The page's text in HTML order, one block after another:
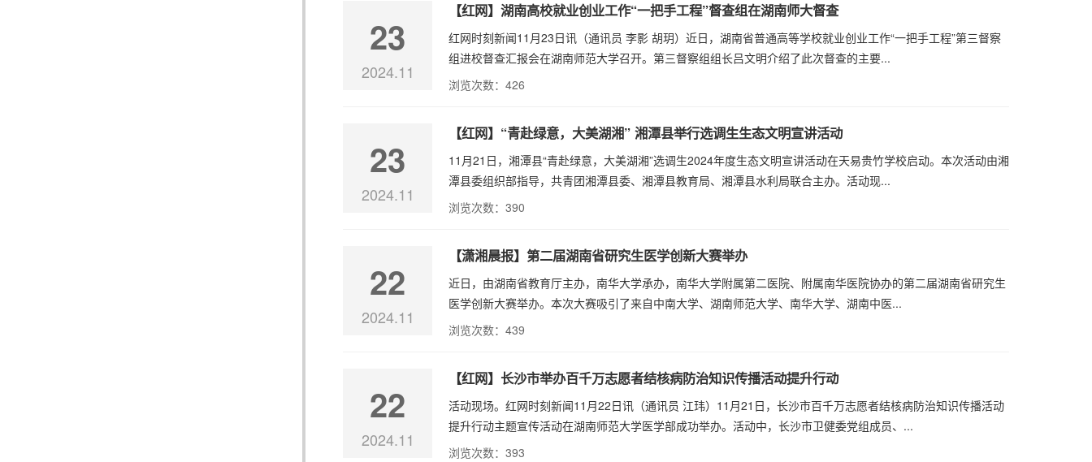
23
2024.11
【红网】湖南高校就业创业工作“一把手工程”督查组在湖南师大督查
红网时刻新闻11月23日讯（通讯员 李影 胡玥）近日，湖南省普通高等学校就业创业工作“一把手工程”第三督察
组进校督查汇报会在湖南师范大学召开。第三督察组组长吕文明介绍了此次督查的主要...
浏览次数： 426
23
2024.11
【红网】“青赴绿意，大美湖湘” 湘潭县举行选调生生态文明宣讲活动
11月21日，湘潭县“青赴绿意，大美湖湘”选调生2024年度生态文明宣讲活动在天易贵竹学校启动。本次活动由湘
潭县委组织部指导，共青团湘潭县委、湘潭县教育局、湘潭县水利局联合主办。活动现...
浏览次数： 390
22
2024.11
【潇湘晨报】第二届湖南省研究生医学创新大赛举办
近日，由湖南省教育厅主办，南华大学承办，南华大学附属第二医院、附属南华医院协办的第二届湖南省研究生
医学创新大赛举办。本次大赛吸引了来自中南大学、湖南师范大学、南华大学、湖南中医...
浏览次数： 439
22
2024.11
【红网】长沙市举办百千万志愿者结核病防治知识传播活动提升行动
活动现场。红网时刻新闻11月22日讯（通讯员 江玮）11月21日，长沙市百千万志愿者结核病防治知识传播活动
提升行动主题宣传活动在湖南师范大学医学部成功举办。活动中，长沙市卫健委党组成员、...
浏览次数： 393